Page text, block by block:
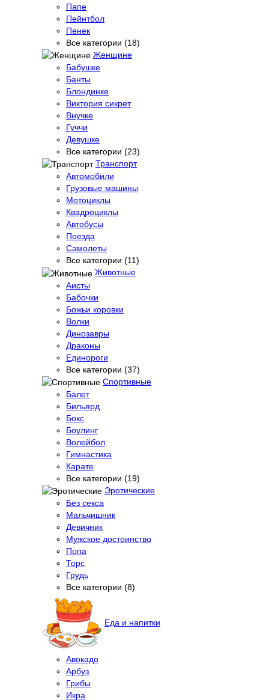
Папе
Пейнтбол
Пенек
Все категории (18)
Женщине
Бабушке
Банты
Блондинке
Виктория сикрет
Внучке
Гуччи
Девушке
Все категории (23)
Транспорт
Автомобили
Грузовые машины
Мотоциклы
Квадроциклы
Автобусы
Поезда
Самолеты
Все категории (11)
Животные
Аисты
Бабочки
Божьи коровки
Волки
Динозавры
Драконы
Единороги
Все категории (37)
Спортивные
Балет
Бильярд
Бокс
Боулинг
Волейбол
Гимнастика
Карате
Все категории (19)
Эротические
Без секса
Мальчишник
Девичник
Мужское достоинство
Попа
Торс
Грудь
Все категории (8)
Еда и напитки
Авокадо
Арбуз
Грибы
Икра